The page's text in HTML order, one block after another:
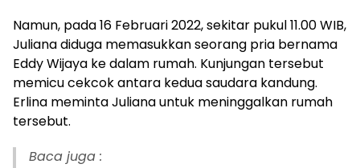
Namun, pada 16 Februari 2022, sekitar pukul 11.00 WIB,
Juliana diduga memasukkan seorang pria bernama
Eddy Wijaya ke dalam rumah. Kunjungan tersebut
memicu cekcok antara kedua saudara kandung.
Erlina meminta Juliana untuk meninggalkan rumah
tersebut.
Baca juga :